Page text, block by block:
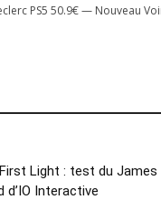
PS5 50.9€ — Nouveau
Light : test du James
d’IO Interactive